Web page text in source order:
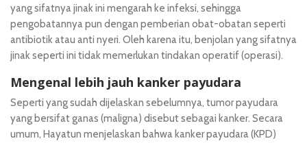
yang sifatnya jinak ini mengarah ke infeksi, sehingga
pengobatannya pun dengan pemberian obat-obatan seperti
antibiotik atau anti nyeri. Oleh karena itu, benjolan yang sifatnya
jinak seperti ini tidak memerlukan tindakan operatif (operasi).
Mengenal lebih jauh kanker payudara
Seperti yang sudah dijelaskan sebelumnya, tumor payudara
yang bersifat ganas (maligna) disebut sebagai kanker. Secara
umum, Hayatun menjelaskan bahwa kanker payudara (KPD)